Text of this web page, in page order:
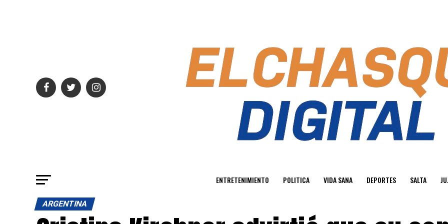
ENTRETENIMIENTO POLITICA VIDA SANA DEPORTES SALTA
ARGENTINA